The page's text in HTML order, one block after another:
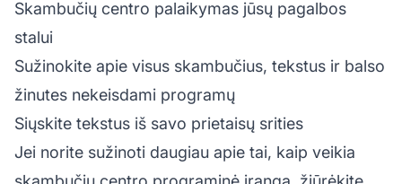
Skambučių centro palaikymas jūsų pagalbos
stalui
Sužinokite apie visus skambučius, tekstus ir balso
žinutes nekeisdami programų
Siųskite tekstus iš savo prietaisų srities
Jei norite sužinoti daugiau apie tai, kaip veikia